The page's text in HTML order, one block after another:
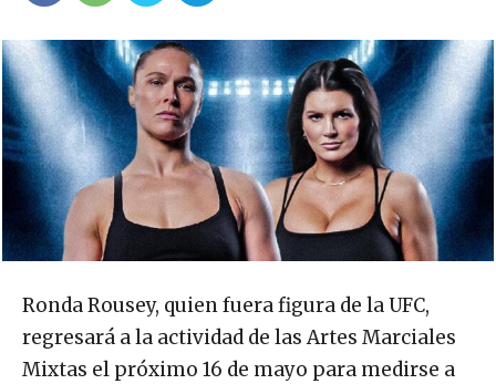
Ronda Rousey, quien fuera figura de la UFC,
regresará a la actividad de las Artes Marciales
Mixtas el próximo 16 de mayo para medirse a